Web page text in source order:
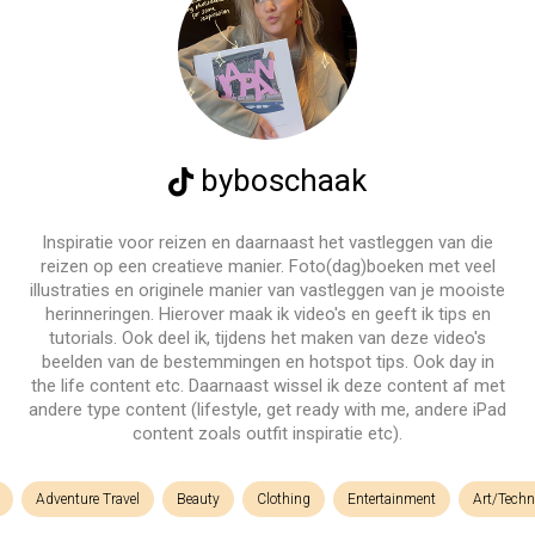
byboschaak
Inspiratie voor reizen en daarnaast het vastleggen van die
reizen op een creatieve manier. Foto(dag)boeken met veel
illustraties en originele manier van vastleggen van je mooiste
herinneringen. Hierover maak ik video's en geeft ik tips en
tutorials. Ook deel ik, tijdens het maken van deze video's
beelden van de bestemmingen en hotspot tips. Ook day in
the life content etc. Daarnaast wissel ik deze content af met
andere type content (lifestyle, get ready with me, andere iPad
content zoals outfit inspiratie etc).
Adventure Travel Beauty Clothing Entertainment Art/